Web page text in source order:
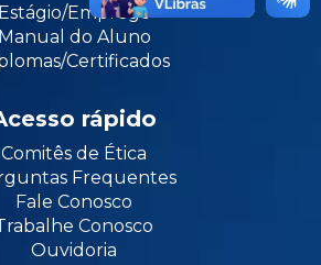
Estágio/Emprego
Manual do Aluno
Certificados
rápido
Comitês de Ética
Frequentes
Fale Conosco
Conosco
Ouvidoria